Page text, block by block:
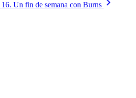
16. Un fin de semana con Burns